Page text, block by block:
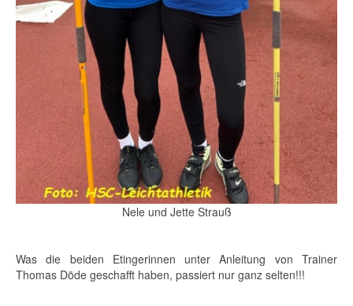
Nele und Jette Strauß
Was die beiden Etingerinnen unter Anleitung von Trainer
Thomas Döde geschafft haben, passiert nur ganz selten!!!